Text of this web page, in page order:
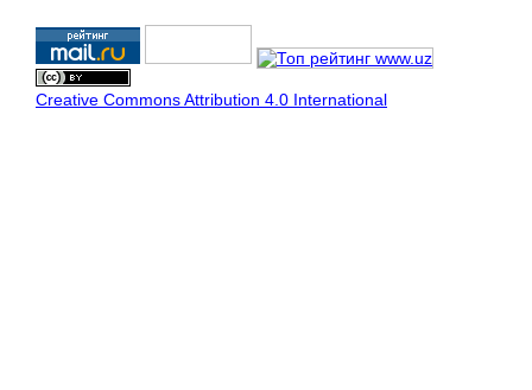
Creative Commons Attribution 4.0 International